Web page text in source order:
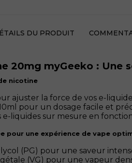
DU PRODUIT
20mg myGeeko : Une
nicotine
ajuster la force de vos e-
pour un dosage facile et
liquides sur mesure en
pour une expérience de vape
(PG) pour une saveur
(VG) pour une vapeur